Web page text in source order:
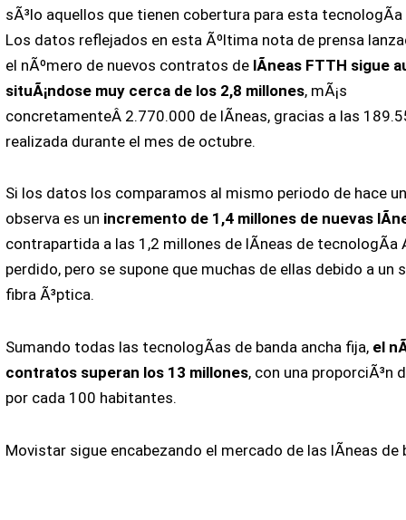
sÃ³lo aquellos que tienen cobertura para esta tecnologÃ­a
Los datos reflejados en esta Ãºltima nota de prensa
el nÃºmero de nuevos contratos de lÃ­neas FTTH sigue
situÃ¡ndose muy cerca de los 2,8 millones, mÃ¡s
concretamenteÂ 2.770.000 de lÃ­neas, gracias a las
realizada durante el mes de octubre.
Si los datos los comparamos al mismo periodo de hace
observa es un incremento de 1,4 millones de nuevas
contrapartida a las 1,2 millones de lÃ­neas de tecnologÃ­a
perdido, pero se supone que muchas de ellas debido a un
fibra Ã³ptica.
Sumando todas las tecnologÃ­as de banda ancha fija, el
contratos superan los 13 millones, con una proporciÃ³n
por cada 100 habitantes.
Movistar sigue encabezando el mercado de las lÃ­neas de